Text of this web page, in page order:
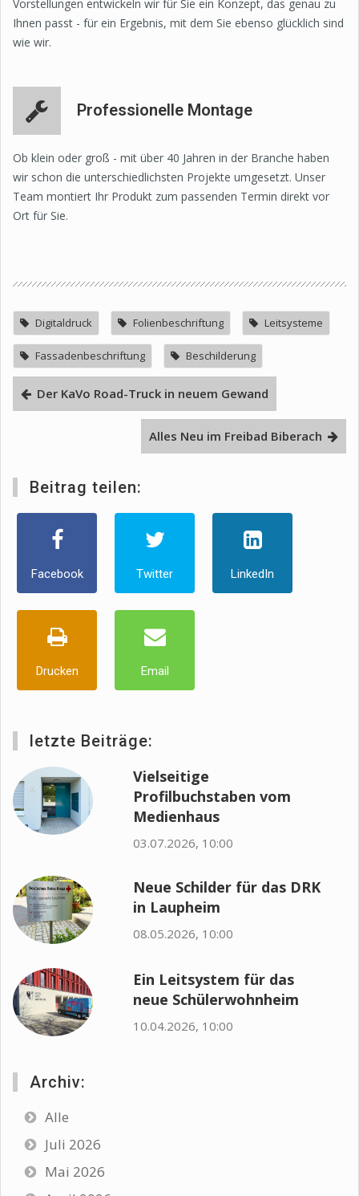
Vorstellungen entwickeln wir für Sie ein Konzept, das genau zu
Ihnen passt - für ein Ergebnis, mit dem Sie ebenso glücklich sind
wie wir.
Professionelle Montage
Ob klein oder groß - mit über 40 Jahren in der Branche haben
wir schon die unterschiedlichsten Projekte umgesetzt. Unser
Team montiert Ihr Produkt zum passenden Termin direkt vor
Ort für Sie.
Digitaldruck Folienbeschriftung Leitsysteme
Fassadenbeschriftung Beschilderung
Der KaVo Road-Truck in neuem Gewand
Alles Neu im Freibad Biberach
Beitrag teilen:
Facebook Twitter LinkedIn
Drucken Email
letzte Beiträge:
Vielseitige
Profilbuchstaben vom
Medienhaus
03.07.2026, 10:00
Neue Schilder für das DRK
in Laupheim
08.05.2026, 10:00
Ein Leitsystem für das
neue Schülerwohnheim
10.04.2026, 10:00
Archiv:
Alle
Juli 2026
Mai 2026